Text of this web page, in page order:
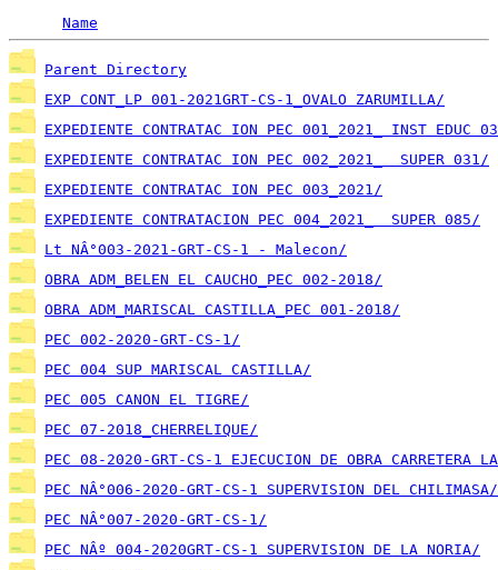
Name
Parent Directory
EXP CONT_LP 001-2021GRT-CS-1_OVALO ZARUMILLA/
EXPEDIENTE CONTRATAC ION PEC 001_2021_ INST EDUC
EXPEDIENTE CONTRATAC ION PEC 002_2021_  SUPER 031/
EXPEDIENTE CONTRATAC ION PEC 003_2021/
EXPEDIENTE CONTRATACION PEC 004_2021_  SUPER 085/
Lt NÂ°003-2021-GRT-CS-1 - Malecon/
OBRA ADM_BELEN EL CAUCHO_PEC 002-2018/
OBRA ADM_MARISCAL CASTILLA_PEC 001-2018/
PEC 002-2020-GRT-CS-1/
PEC 004 SUP MARISCAL CASTILLA/
PEC 005 CANON EL TIGRE/
PEC 07-2018_CHERRELIQUE/
PEC 08-2020-GRT-CS-1 EJECUCION DE OBRA CARRETERA
PEC NÂ°006-2020-GRT-CS-1 SUPERVISION DEL CHILIMASA/
PEC NÂ°007-2020-GRT-CS-1/
PEC NÂº 004-2020GRT-CS-1 SUPERVISION DE LA NORIA/